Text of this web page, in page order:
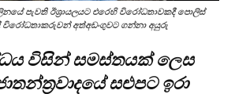
පැවති ඊශ්‍රායලයට එරෙහි විරෝධතාවකදී පොලිස්
විරෝධතාකරුවන් අත්අඩංගුවට ගන්නා අයුරු
විසින් සමස්තයක් ලෙස
සළුපට ඉරා